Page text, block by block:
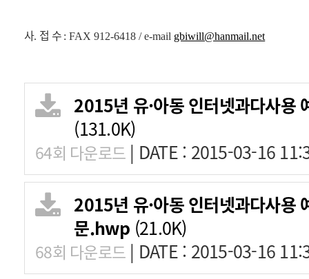
사. 접 수 : FAX 912-6418 /e-mail gbiwill@hanmail.net
2015년 유·아동 인터넷과다사용
(131.0K)
64회 다운로드 | DATE : 2015-03-16
2015년 유·아동 인터넷과다사용
문.hwp (21.0K)
68회 다운로드 | DATE : 2015-03-16